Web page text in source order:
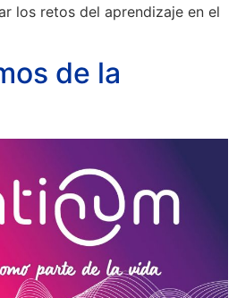
los retos del aprendizaje en el
de la